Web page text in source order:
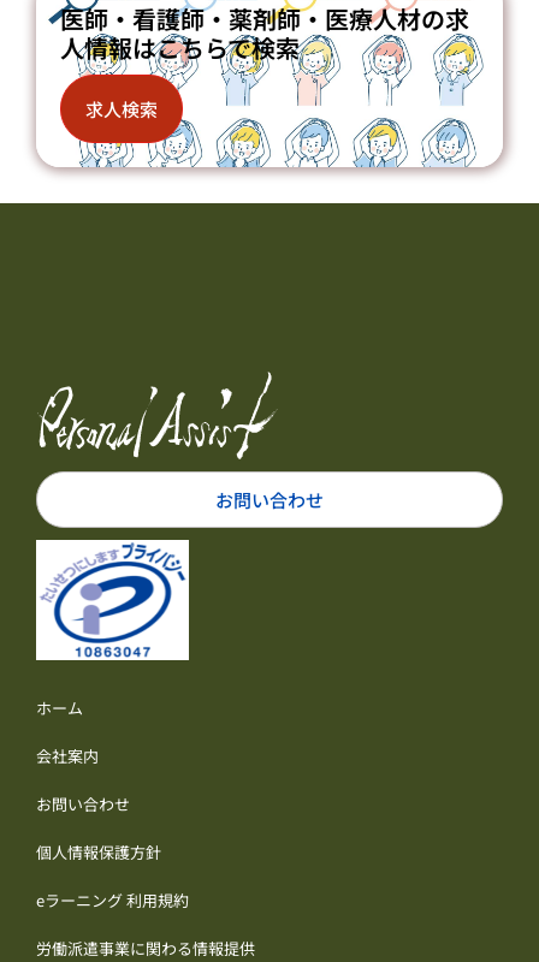
医師・看護師・薬剤師・医療人材の求
人情報はこちらで検索
求人検索
お問い合わせ
ホーム
会社案内
お問い合わせ
個人情報保護方針
eラーニング 利用規約
労働派遣事業に関わる情報提供